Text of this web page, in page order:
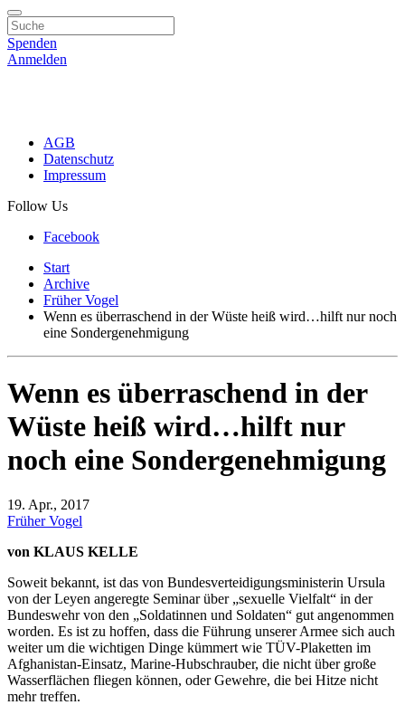
Spenden
Anmelden
AGB
Datenschutz
Impressum
Follow Us
Facebook
Start
Archive
Früher Vogel
Wenn es überraschend in der Wüste heiß wird…hilft nur noch
eine Sondergenehmigung
Wenn es überraschend in der
Wüste heiß wird…hilft nur
noch eine Sondergenehmigung
19. Apr., 2017
Früher Vogel
von KLAUS KELLE
Soweit bekannt, ist das von Bundesverteidigungsministerin Ursula
von der Leyen angeregte Seminar über „sexuelle Vielfalt“ in der
Bundeswehr von den „Soldatinnen und Soldaten“ gut angenommen
worden. Es ist zu hoffen, dass die Führung unserer Armee sich auch
weiter um die wichtigen Dinge kümmert wie TÜV-Plaketten im
Afghanistan-Einsatz, Marine-Hubschrauber, die nicht über große
Wasserflächen fliegen können, oder Gewehre, die bei Hitze nicht
mehr treffen.